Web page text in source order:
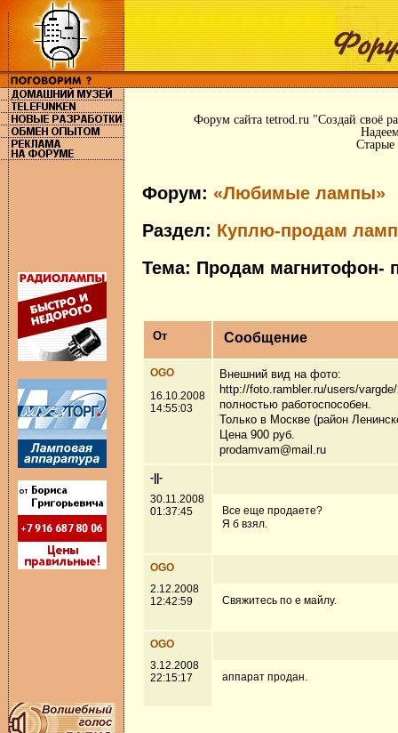
Форум сайта tetrod.ru "Создай своё
Старые
Форум: «Любимые лампы»
Раздел: Куплю-продам
Тема: Продам магнитофон-
От Сообщение
OGO
16.10.2008
14:55:03
Внешний вид на фото:
http://foto.rambler.ru/users/
полностью работоспособен.
Только в Москве (район
Цена 900 руб.
prodamvam@mail.ru
-||-
30.11.2008
01:37:45
Все еще продаете?
Я б взял.
OGO
2.12.2008
12:42:59
Свяжитесь по е майлу.
OGO
3.12.2008
22:15:17
аппарат продан.